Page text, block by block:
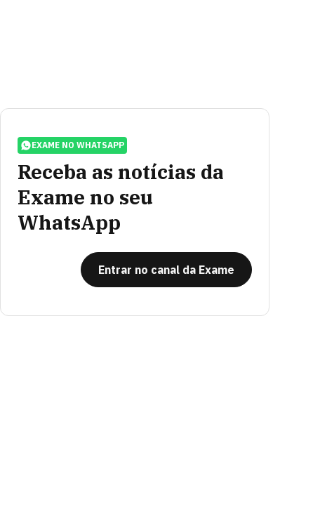
EXAME NO WHATSAPP
Receba as notícias da
Exame no seu
WhatsApp
Entrar no canal da Exame